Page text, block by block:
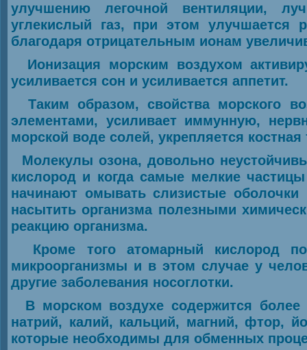
улучшению легочной вентиляции,
углекислый газ, при этом улучшается
благодаря отрицательным ионам
Ионизация морским воздухом
усиливается сон и усиливается аппетит.
Таким образом, свойства морского
элементами, усиливает иммунную,
морской воде солей, укрепляется
Молекулы озона, довольно
кислород и когда самые мелкие
начинают омывать слизистые
насытить организма полезными
реакцию организма.
Кроме того атомарный кислород
микроорганизмы и в этом случае у
другие заболевания носоглотки.
В морском воздухе содержится
натрий, калий, кальций, магний, фтор,
которые необходимы для обменных